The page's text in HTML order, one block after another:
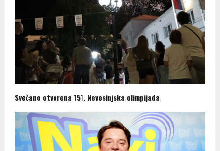
Svečano otvorena 151. Nevesinjska olimpijada